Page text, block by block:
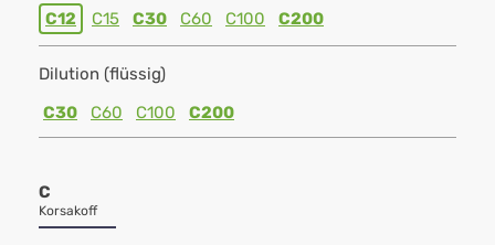
C12 C15 C30 C60 C100 C200
Dilution (flüssig)
C30
C60 C100 C200
C
Korsakoff